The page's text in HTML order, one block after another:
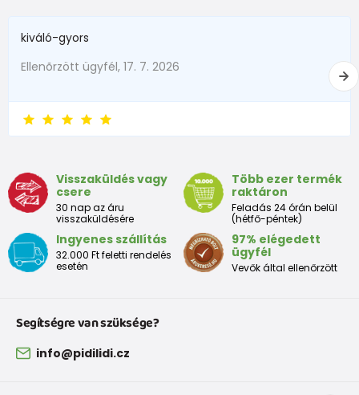
12,5 cm
kiváló-gyors
Ellenõrzött ügyfél, 17. 7. 2026
Visszaküldés vagy
csere
30 nap az áru
visszaküldésére
Több ezer termék
raktáron
Feladás 24 órán belül
(hétfő-péntek)
Ingyenes szállítás
32.000 Ft feletti rendelés
esetén
97% elégedett
ügyfél
Vevők által ellenőrzött
Segítségre van szüksége?
info@pidilidi.cz